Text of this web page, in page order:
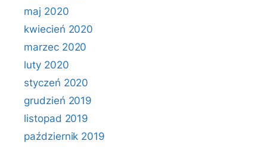
maj 2020
kwiecień 2020
marzec 2020
luty 2020
styczeń 2020
grudzień 2019
listopad 2019
październik 2019